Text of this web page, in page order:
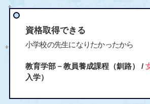
資格取得できる
小学校の先生になりたかったから
教育学部－教員養成課程（釧路） /
入学）